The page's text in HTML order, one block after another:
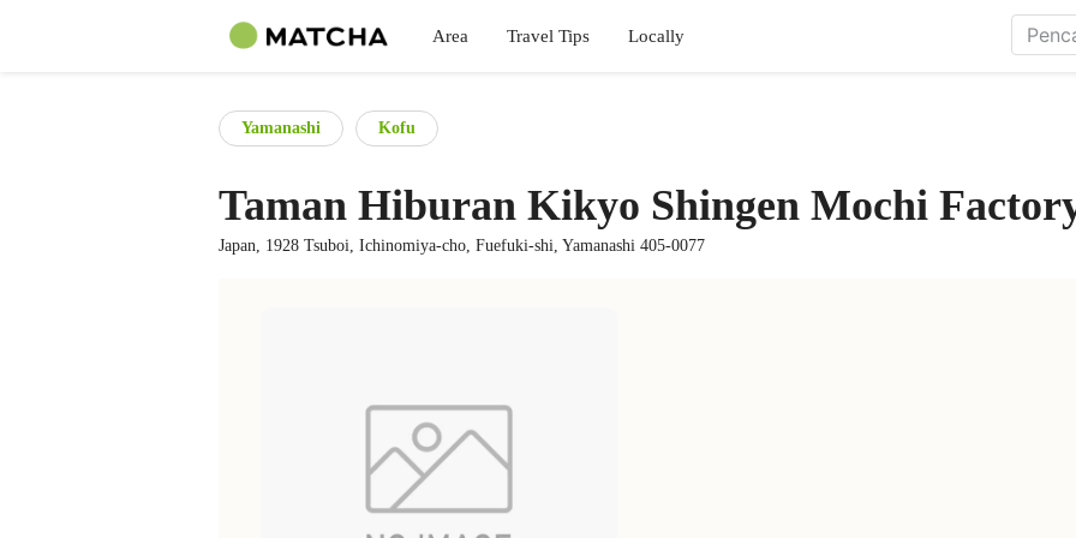
Area Travel Tips Locally
Yamanashi Kofu
Taman Hiburan Kikyo Shingen Mochi
Japan, 1928 Tsuboi, Ichinomiya-cho, Fuefuki-shi, Yamanashi 405-0077